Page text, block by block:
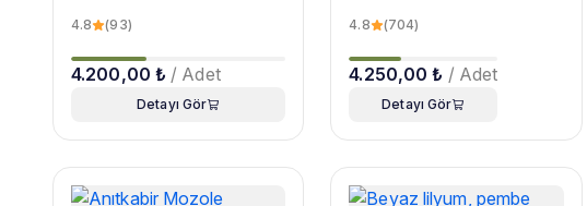
4.8 (93)
4.200,00 ₺ / Adet
Detayı Gör
4.8 (704)
4.250,00 ₺ / Adet
Detayı Gör